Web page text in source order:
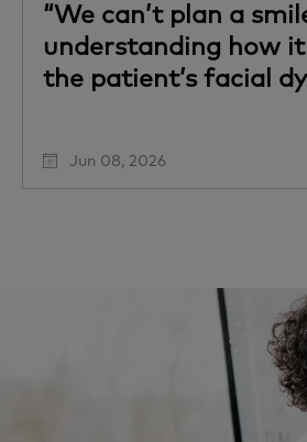
“We can’t plan a
understanding how
the patient’s facial
Jun 08, 2026